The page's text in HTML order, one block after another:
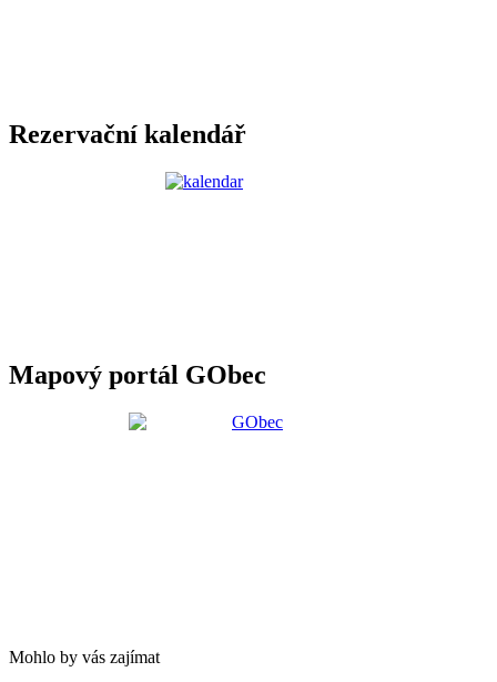
Rezervační kalendář
Mapový portál GObec
Mohlo by vás zajímat